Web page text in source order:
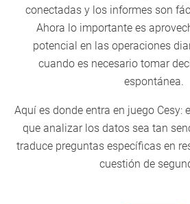
conectadas y los informes son
Ahora lo importante es
potencial en las operaciones
cuando es necesario tomar
espontánea.
Aquí es donde entra en juego Cesy:
que analizar los datos sea tan
traduce preguntas específicas en
cuestión de